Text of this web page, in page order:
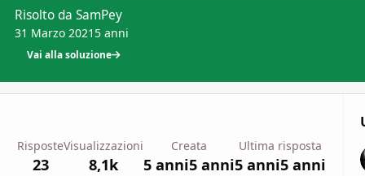
Risolto da SamPey
31 Marzo 2021 5 anni
Vai alla soluzione
Risposte
23
Visualizzazioni
8,1k
Creata
5 anni5 anni
Ultima risposta
5 anni5 anni